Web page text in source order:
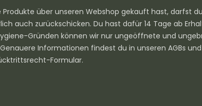
Produkte über unseren Webshop gekauft hast, darfst
auch zurückschicken. Du hast dafür 14 Tage ab
Gründen können wir nur ungeöffnete und
Informationen findest du in unseren AGBs
Formular.